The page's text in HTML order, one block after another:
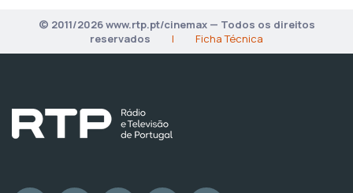
© 2011/2026 www.rtp.pt/cinemax — Todos os direitos
reservados
| Ficha Técnica